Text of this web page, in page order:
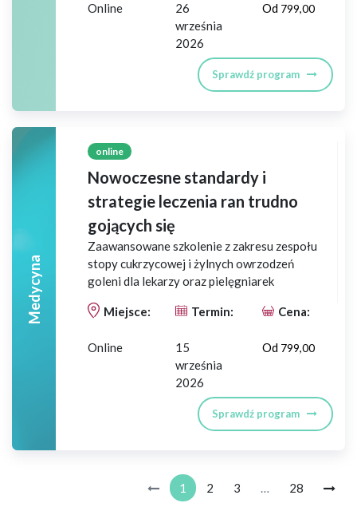
Online
26
września
2026
Od 799,00
Sprawdź program
Medycyna
online
Nowoczesne standardy i
strategie leczenia ran trudno
gojących się
Zaawansowane szkolenie z zakresu zespołu
stopy cukrzycowej i żylnych owrzodzeń
goleni dla lekarzy oraz pielęgniarek
Miejsce: Termin: Cena:
Online
15
września
2026
Od 799,00
Sprawdź program
1 2 3 … 28